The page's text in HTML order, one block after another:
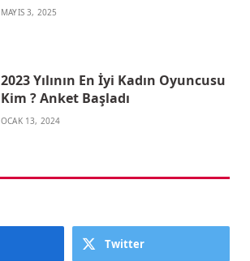
MAYIS 3, 2025
2023 Yılının En İyi Kadın Oyuncusu
Kim ? Anket Başladı
OCAK 13, 2024
Twitter